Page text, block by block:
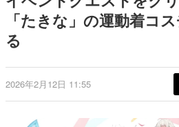
新世代に訊く
これからのデジタルゲー
ゲーム世代の作家たち
ゲームに多大な影響を受け
日本のコンテンツ産業や
画です。
「たきな」の運動着コ
る
2026年2月12日 11:55